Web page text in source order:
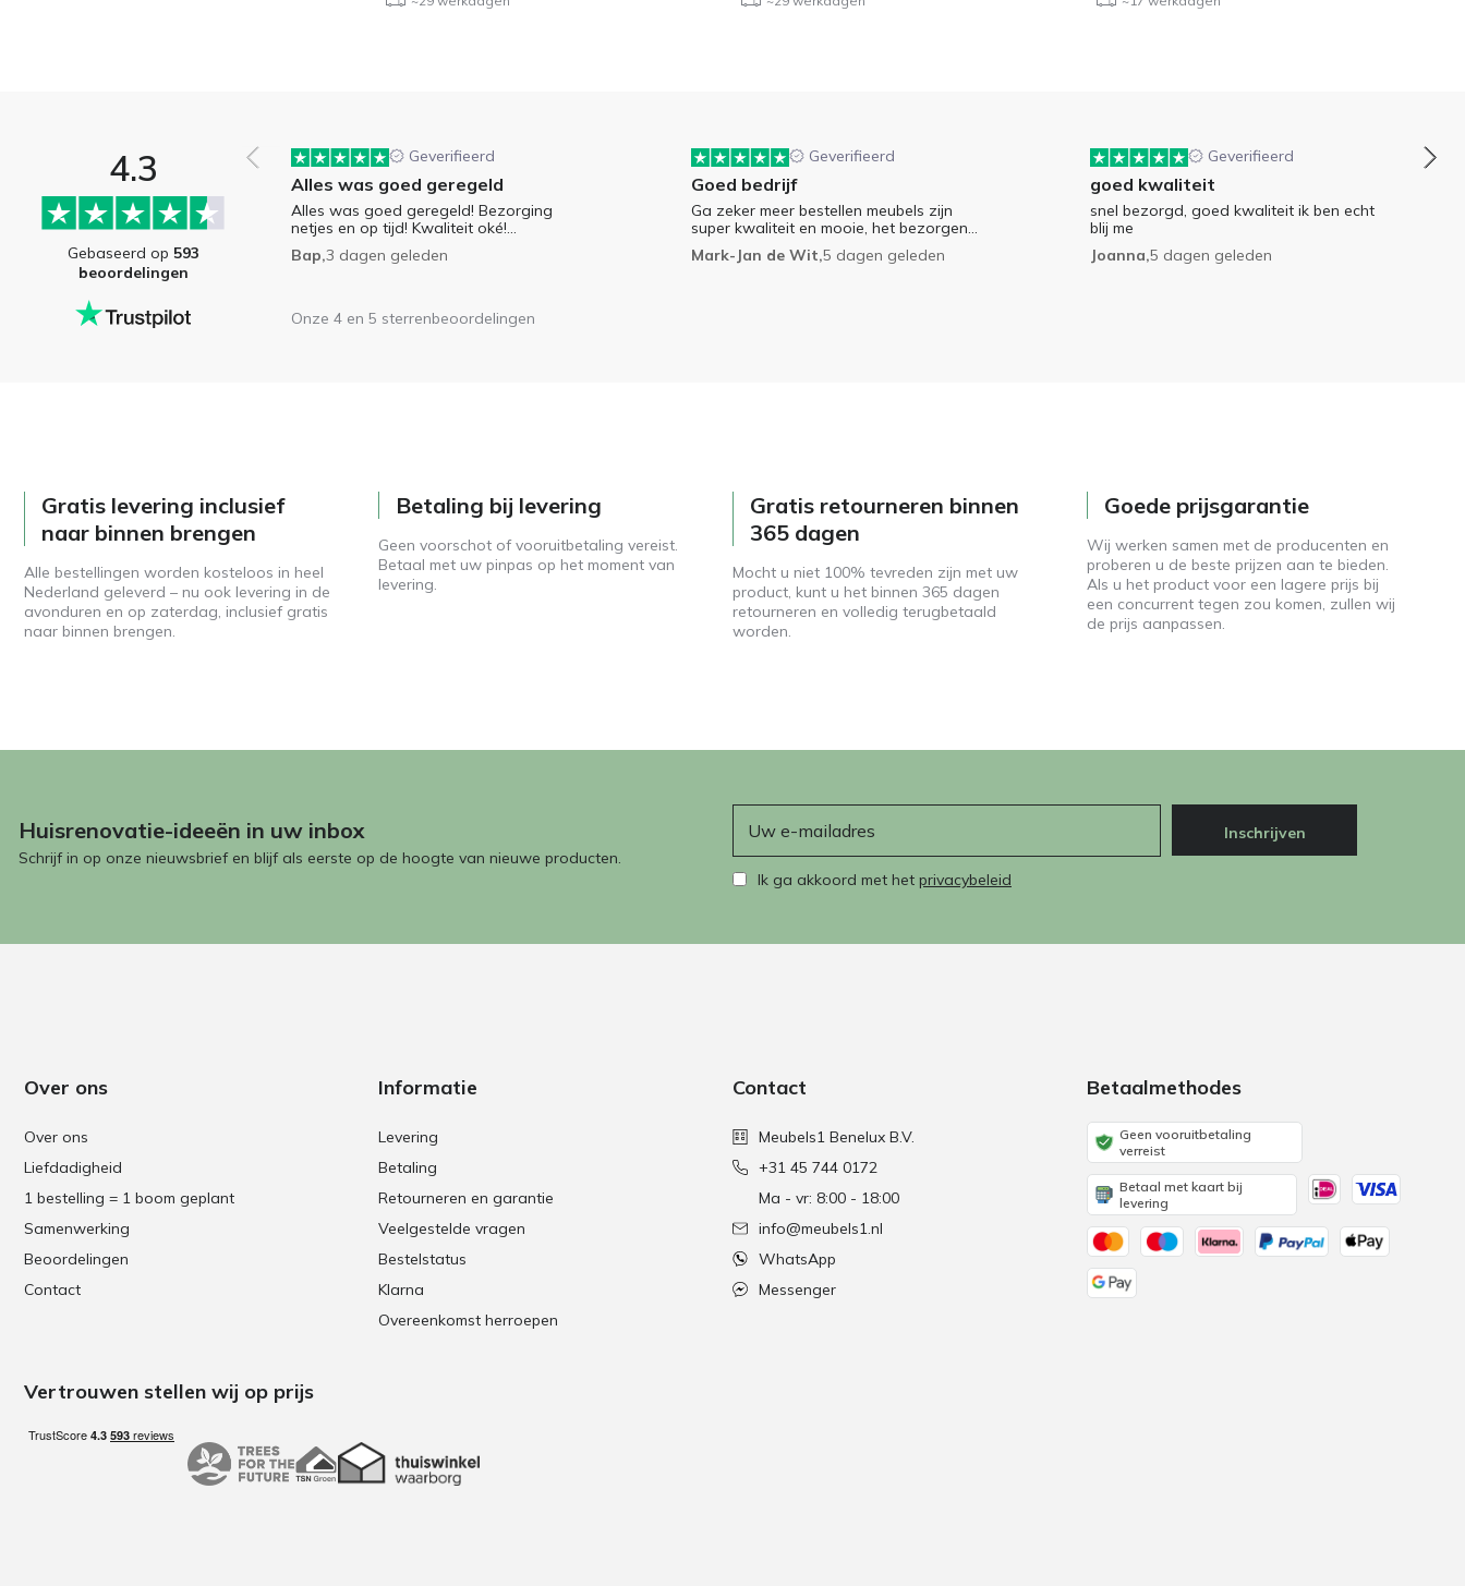
4.3
Gebaseerd op 593
beoordelingen
Geverifieerd
Alles was goed geregeld
Alles was goed geregeld! Bezorging
netjes en op tijd! Kwaliteit oké!...
Bap,3 dagen geleden
Geverifieerd
Goed bedrijf
Ga zeker meer bestellen meubels zijn
super kwaliteit en mooie, het bezorgen...
Mark-Jan de Wit,5 dagen geleden
Geverifieerd
goed kwaliteit
snel bezorgd, goed kwaliteit ik ben echt
blij me
Joanna,5 dagen geleden
Onze 4 en 5 sterrenbeoordelingen
Gratis levering inclusief
naar binnen brengen
Alle bestellingen worden kosteloos in heel
Nederland geleverd – nu ook levering in de
avonduren en op zaterdag, inclusief gratis
naar binnen brengen.
Betaling bij levering
Geen voorschot of vooruitbetaling vereist.
Betaal met uw pinpas op het moment van
levering.
Gratis retourneren binnen
365 dagen
Mocht u niet 100% tevreden zijn met uw
product, kunt u het binnen 365 dagen
retourneren en volledig terugbetaald
worden.
Goede prijsgarantie
Wij werken samen met de producenten en
proberen u de beste prijzen aan te bieden.
Als u het product voor een lagere prijs bij
een concurrent tegen zou komen, zullen wij
de prijs aanpassen.
Huisrenovatie-ideeën in uw inbox
Schrijf in op onze nieuwsbrief en blijf als eerste op de hoogte van nieuwe producten.
Ik ga akkoord met het privacybeleid
Inschrijven
Over ons
Over ons
Liefdadigheid
1 bestelling = 1 boom geplant
Samenwerking
Beoordelingen
Contact
Informatie
Levering
Betaling
Retourneren en garantie
Veelgestelde vragen
Bestelstatus
Klarna
Overeenkomst herroepen
Contact
Meubels1 Benelux B.V.
+31 45 744 0172
Ma - vr: 8:00 - 18:00
info@meubels1.nl
WhatsApp
Messenger
Betaalmethodes
Geen vooruitbetaling
verreist
Betaal met kaart bij
levering
Vertrouwen stellen wij op prijs